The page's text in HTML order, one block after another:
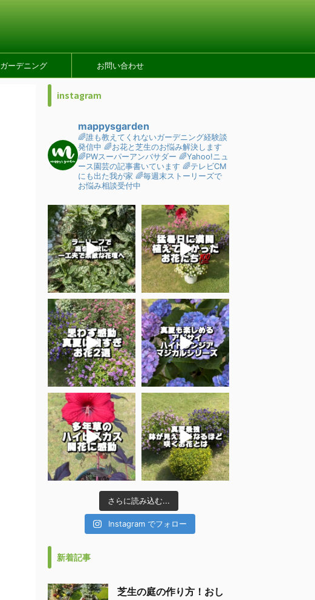
ガーデニング お問い合わせ
instagram
mappysgarden
🌈誰も教えてくれないガーデニング経験談
発信中 🌈お花と芝生のお悩み解決します
🌈PWスーパーアンバサダー 🌈Yahoo!ニュ
ース園芸の記事書いています 🌈テレビCM
にも出た我が家 🌈毎週末ストーリーズで
お悩み相談受付中
さらに読み込む...
Instagram でフォロー
新着記事
芝生の庭の作り方！おし